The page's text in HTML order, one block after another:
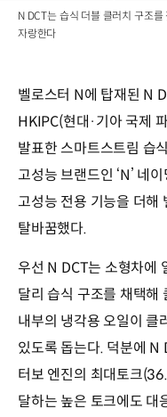
N DCT는 습식 더블 클러치 구조
자랑한다
벨로스터 N에 탑재된 N
HKIPC(현대·기아 국제
발표한 스마트스트림 습
고성능 브랜드인 ‘N’ 네
고성능 전용 기능을 더해
탈바꿈했다.
우선 N DCT는 소형차에
달리 습식 구조를 채택해
내부의 냉각용 오일이 클
있도록 돕는다. 덕분에 N
터보 엔진의 최대토크
달하는 높은 토크에도 대